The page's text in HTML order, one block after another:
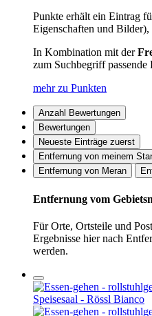
Punkte erhält ein Eintrag
Eigenschaften und Bilder),
In Kombination mit der
zum Suchbegriff passende
mehr zu Punkten
Anzahl Bewertungen
Bewertungen
Neueste Einträge zuerst
Entfernung von meinem
Entfernung von Meran
Entfernung vom
Für Orte, Ortsteile und
Ergebnisse hier nach
werden.